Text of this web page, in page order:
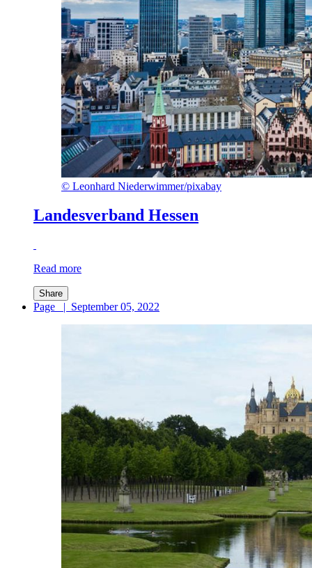
© Leonhard Niederwimmer/pixabay
Landesverband Hessen
Read more
Share
Page | September 05, 2022